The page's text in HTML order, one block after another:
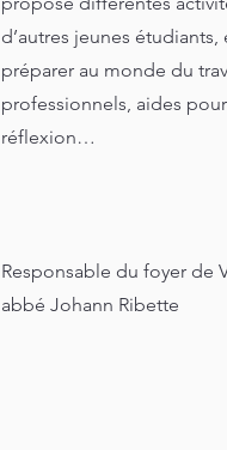
d’autres jeunes
préparer au monde du
professionnels, aides
réflexion…
Responsable du foyer de
abbé Johann Ribette